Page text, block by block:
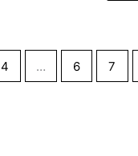
4 … 6 7